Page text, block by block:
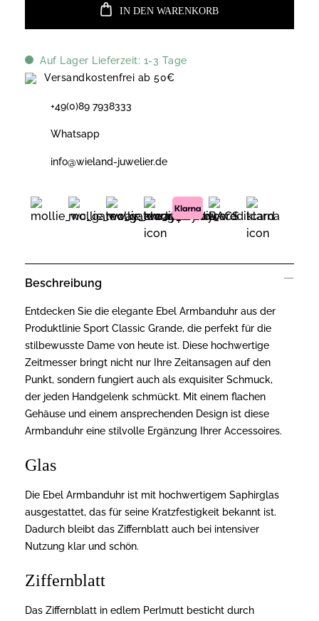
IN DEN WARENKORB
Auf Lager Lieferzeit: 1-3 Tage
Versandkostenfrei ab 50€
+49(0)89 7938333
Whatsapp
info@wieland-juwelier.de
Beschreibung
Entdecken Sie die elegante Ebel Armbanduhr aus der
Produktlinie Sport Classic Grande, die perfekt für die
stilbewusste Dame von heute ist. Diese hochwertige
Zeitmesser bringt nicht nur Ihre Zeitansagen auf den
Punkt, sondern fungiert auch als exquisiter Schmuck,
der jeden Handgelenk schmückt. Mit einem flachen
Gehäuse und einem ansprechenden Design ist diese
Armbanduhr eine stilvolle Ergänzung Ihrer Accessoires.
Glas
Die Ebel Armbanduhr ist mit hochwertigem Saphirglas
ausgestattet, das für seine Kratzfestigkeit bekannt ist.
Dadurch bleibt das Ziffernblatt auch bei intensiver
Nutzung klar und schön.
Ziffernblatt
Das Ziffernblatt in edlem Perlmutt besticht durch